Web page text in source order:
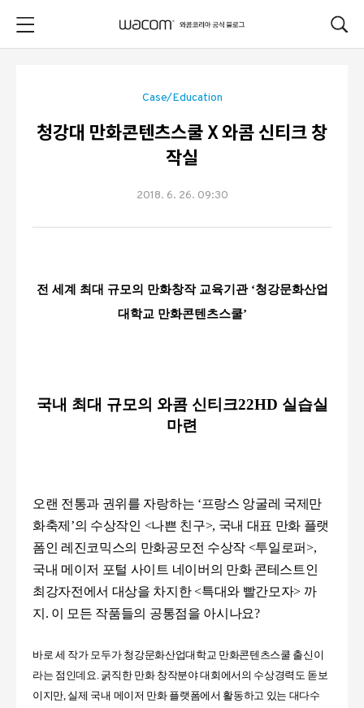
Case/Education
청강대 만화콘텐츠스쿨 X 와콤 신티크 창
작실
2018. 6. 26. 09:30
전 세계 최대 규모의 만화창작 교육기관 ‘청강문화산업
대학교 만화콘텐츠스쿨’
국내 최대 규모의 와콤 신티크22HD 실습실
마련
오랜 전통과 권위를 자랑하는 ‘프랑스 앙굴레 국제만
화축제 ’의 수상작인 <나쁜 친구>, 국내 대표 만화 플랫
폼인 레진코믹스의 만화공모전 수상작<투일로퍼>,
국내 메이저 포털 사이트 네이버의 만화 콘테스트인
최강자전에서 대상을 차지한<특대와 빨간모자> 까
지. 이 모든 작품들의 공통점을 아시나요?
바로 세 작가 모두가 청강문화산업대학교 만화콘텐츠스쿨 출신이
라는 점인데요. 굵직한 만화 창작분야 대회에서의 수상경력도 돋보
이지만, 실제 국내 메이저 만화 플랫폼에서 활동하고 있는 대다수